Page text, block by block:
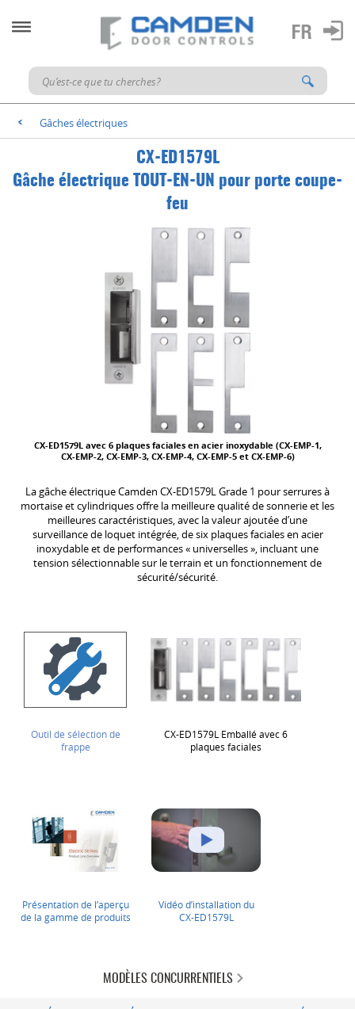
< Gâches électriques
CX-ED1579L
Gâche électrique TOUT-EN-UN pour porte coupe-
feu
CX-ED1579L avec 6 plaques faciales en acier inoxydable (CX-EMP-1,
CX-EMP-2, CX-EMP-3, CX-EMP-4, CX-EMP-5 et CX-EMP-6)
La gâche électrique Camden CX-ED1579L Grade 1 pour serrures à
mortaise et cylindriques offre la meilleure qualité de sonnerie et les
meilleures caractéristiques, avec la valeur ajoutée d’une
surveillance de loquet intégrée, de six plaques faciales en acier
inoxydable et de performances « universelles », incluant une
tension sélectionnable sur le terrain et un fonctionnement de
sécurité/sécurité.
Outil de sélection de
frappe
CX-ED1579L Emballé avec 6
plaques faciales
Présentation de l’aperçu
de la gamme de produits
Vidéo d’installation du
CX-ED1579L
MODÈLES CONCURRENTIELS